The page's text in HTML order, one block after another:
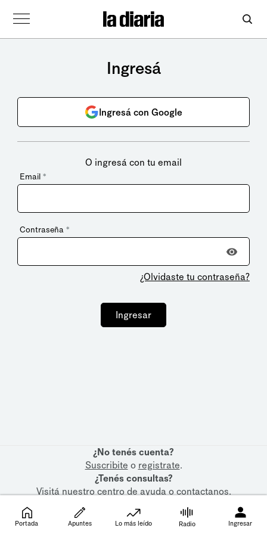
Ingresá
Ingresá con Google
O ingresá con tu email
Email *
Contraseña *
¿Olvidaste tu contraseña?
Ingresar
¿No tenés cuenta?
Suscribite o registrate.
¿Tenés consultas?
Visitá nuestrocentro de ayudaocontactanos.
Portada Apuntes Lo más leído Radio Ingresar